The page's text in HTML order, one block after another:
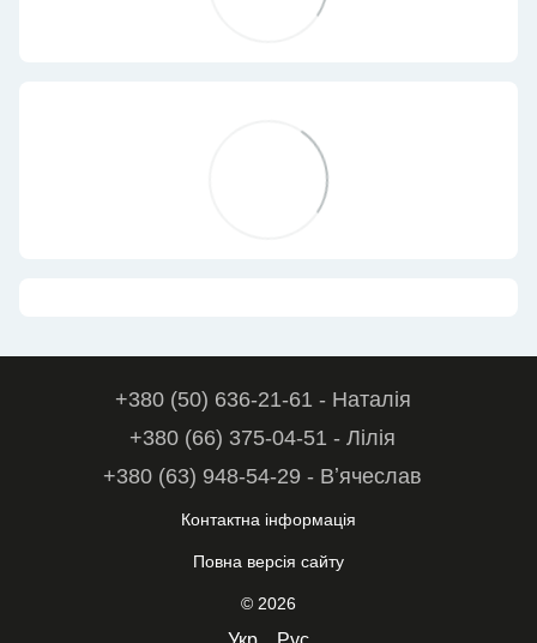
+380 (50) 636-21-61 - Наталія
+380 (66) 375-04-51 - Лілія
+380 (63) 948-54-29 - Вʼячеслав
Контактна інформація
Повна версія сайту
© 2026